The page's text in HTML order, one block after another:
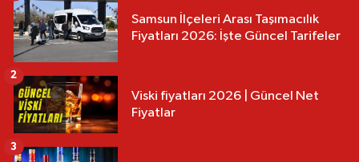
Samsun İlçeleri Arası Taşımacılık
Fiyatları 2026: İşte Güncel Tarifeler
Viski fiyatları 2026 | Güncel Net
Fiyatlar
2
3